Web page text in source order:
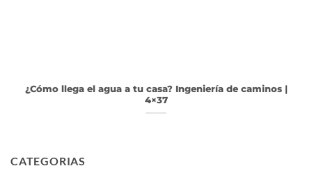
¿Cómo llega el agua a tu casa? Ingeniería de caminos |
4×37
CATEGORIAS